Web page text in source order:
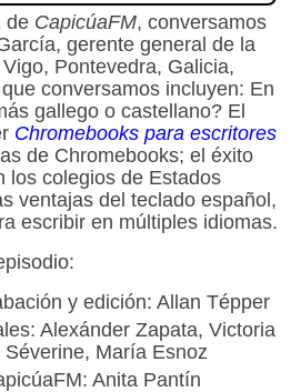
de CapicúaFM, conversamos
gerente general de la
Pontevedra, Galicia,
conversamos incluyen: En
gallego o castellano? El
Chromebooks para escritores
de Chromebooks; el éxito
los colegios de Estados
ventajas del teclado español,
escribir en múltiples idiomas.
y edición: Allan Tépper
Alexánder Zapata, Victoria
María Esnoz
Anita Pantín